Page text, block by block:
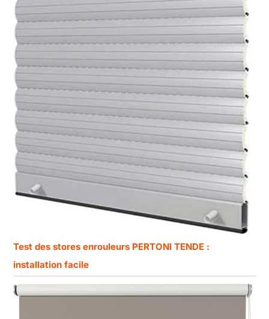
Test des stores enrouleurs PERTONI TENDE :
installation facile